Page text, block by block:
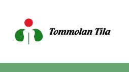
Tila